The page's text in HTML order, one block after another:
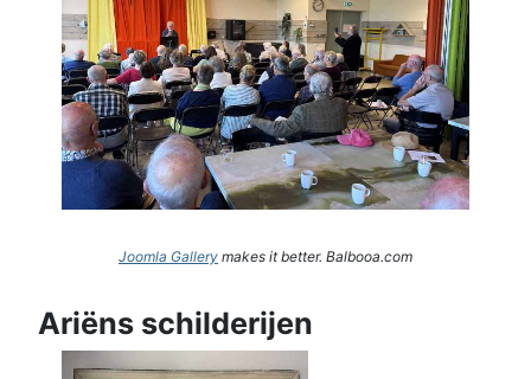
Joomla Gallery makes it better. Balbooa.com
Ariëns schilderijen